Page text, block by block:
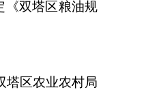
《双塔区粮油规
区农业农村局